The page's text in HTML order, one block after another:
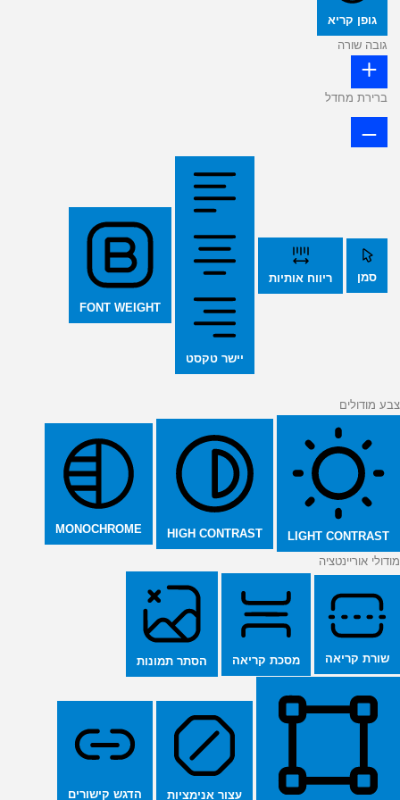
גופן קריא
גובה שורה
ברירת מחדל
סמן ריווח אותיות
יישר טקסט
FONT WEIGHT
צבע מודולים
LIGHT CONTRAST
HIGH CONTRAST
MONOCHROME
מודולי אוריינטציה
שורת קריאה מסכת קריאה הסתר תמונות
עצור אנימציות הדגש קישורים